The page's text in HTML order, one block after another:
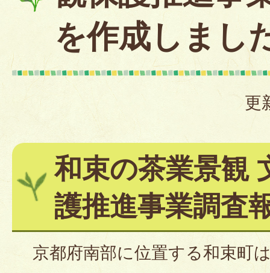
を作成しまし
更
和束の茶業景観
護推進事業調査
京都府南部に位置する和束町